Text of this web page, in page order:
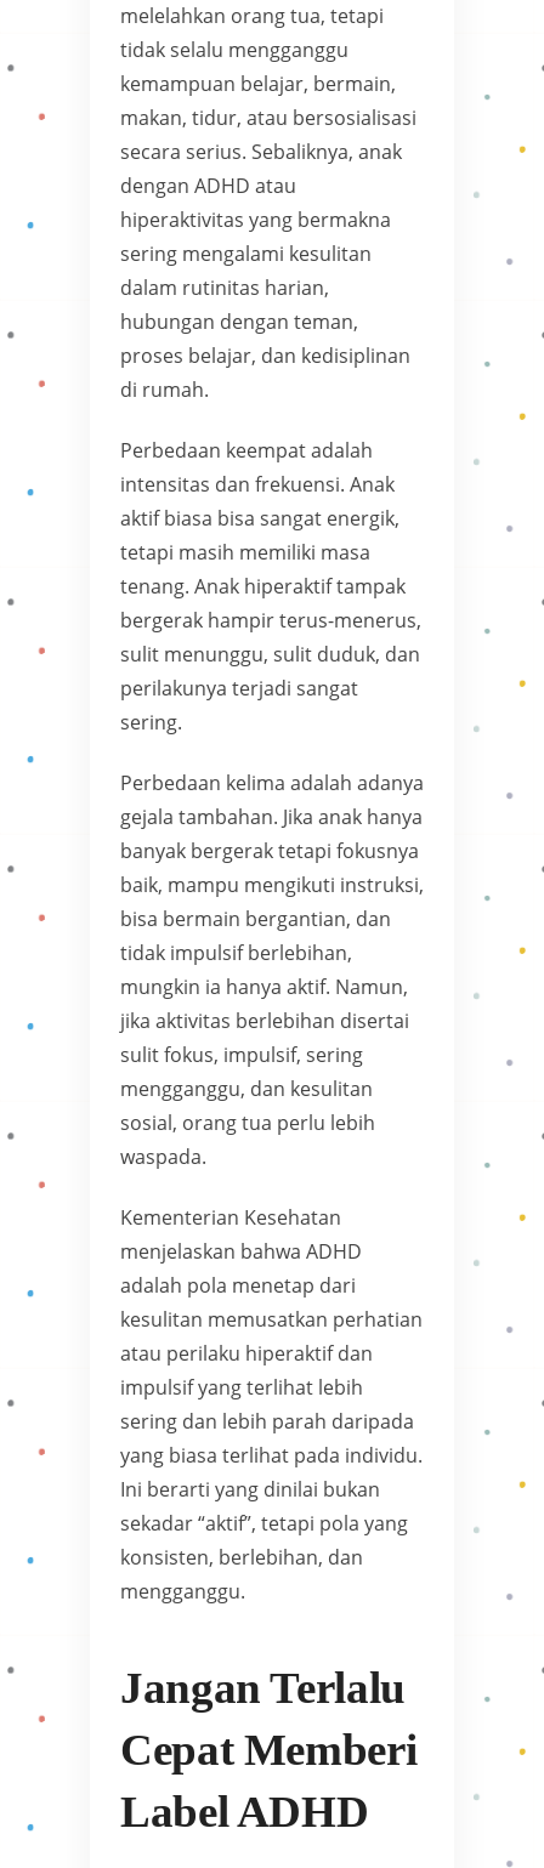
melelahkan orang tua, tetapi
tidak selalu mengganggu
kemampuan belajar, bermain,
makan, tidur, atau bersosialisasi
secara serius. Sebaliknya, anak
dengan ADHD atau
hiperaktivitas yang bermakna
sering mengalami kesulitan
dalam rutinitas harian,
hubungan dengan teman,
proses belajar, dan kedisiplinan
di rumah.
Perbedaan keempat adalah
intensitas dan frekuensi. Anak
aktif biasa bisa sangat energik,
tetapi masih memiliki masa
tenang. Anak hiperaktif tampak
bergerak hampir terus-menerus,
sulit menunggu, sulit duduk, dan
perilakunya terjadi sangat
sering.
Perbedaan kelima adalah adanya
gejala tambahan. Jika anak hanya
banyak bergerak tetapi fokusnya
baik, mampu mengikuti instruksi,
bisa bermain bergantian, dan
tidak impulsif berlebihan,
mungkin ia hanya aktif. Namun,
jika aktivitas berlebihan disertai
sulit fokus, impulsif, sering
mengganggu, dan kesulitan
sosial, orang tua perlu lebih
waspada.
Kementerian Kesehatan
menjelaskan bahwa ADHD
adalah pola menetap dari
kesulitan memusatkan perhatian
atau perilaku hiperaktif dan
impulsif yang terlihat lebih
sering dan lebih parah daripada
yang biasa terlihat pada individu.
Ini berarti yang dinilai bukan
sekadar “aktif”, tetapi pola yang
konsisten, berlebihan, dan
mengganggu.
Jangan Terlalu
Cepat Memberi
Label ADHD